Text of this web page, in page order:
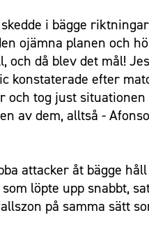
i bägge
ojämna planen och
då blev det mål!
konstaterade efter
tog just situationen
av dem, alltså -
attacker åt bägge
löpte upp snabbt,
på samma sätt